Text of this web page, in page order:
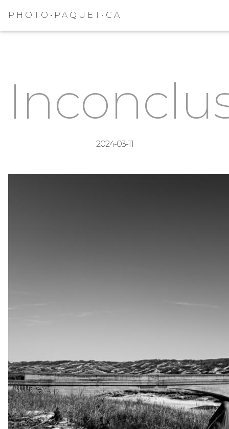
PHOTO•PAQUET•CA
2024-03-11